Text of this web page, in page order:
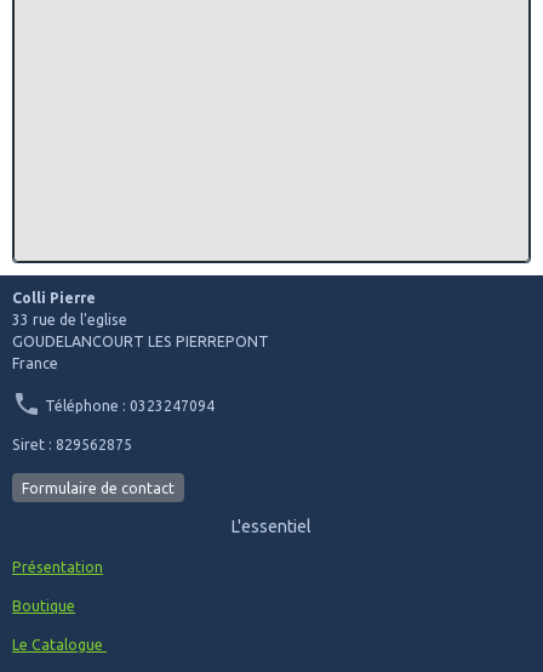
Colli Pierre
33 rue de l'eglise
GOUDELANCOURT LES PIERREPONT
France
Téléphone : 0323247094
Siret : 829562875
Formulaire de contact
L'essentiel
Présentation
Boutique
Le Catalogue